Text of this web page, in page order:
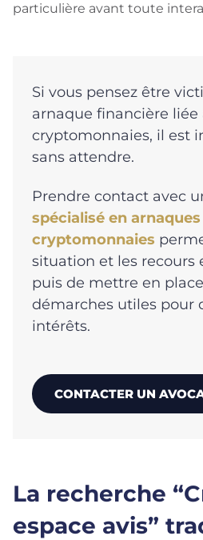
particulière avant toute
Si vous pensez être
arnaque financière liée
cryptomonnaies, il est
sans attendre.
Prendre contact avec
spécialisé en arnaques
cryptomonnaies
situation et les recours
puis de mettre en
démarches utiles pour
intérêts.
CONTACTER UN
La recherche
espace avis”